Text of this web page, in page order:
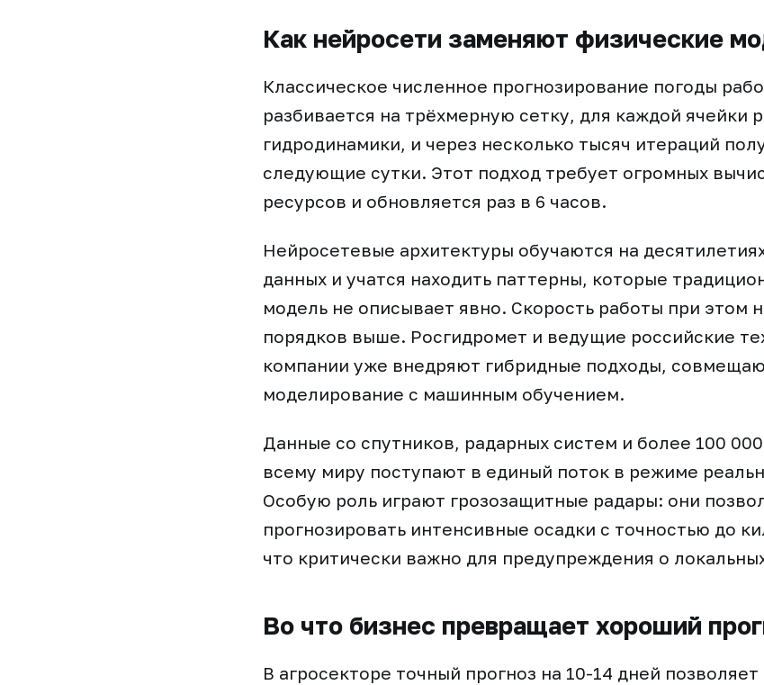
Как нейросети заменяют физические
Классическое численное прогнозирование погоды
разбивается на трёхмерную сетку, для каждой ячейки
гидродинамики, и через несколько тысяч итераций
следующие сутки. Этот подход требует огромных
ресурсов и обновляется раз в 6 часов.
Нейросетевые архитектуры обучаются на
данных и учатся находить паттерны, которые
модель не описывает явно. Скорость работы при этом
порядков выше. Росгидромет и ведущие российские
компании уже внедряют гибридные подходы,
моделирование с машинным обучением.
Данные со спутников, радарных систем и более 100
всему миру поступают в единый поток в режиме
Особую роль играют грозозащитные радары: они
прогнозировать интенсивные осадки с точностью до
что критически важно для предупреждения о
Во что бизнес превращает хороший
В агросекторе точный прогноз на 10-14 дней